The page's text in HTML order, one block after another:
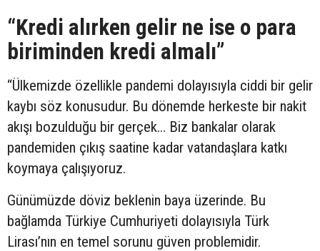
“Kredi alırken gelir ne ise o para
biriminden kredi almalı”
“Ülkemizde özellikle pandemi dolayısıyla ciddi bir gelir
kaybı söz konusudur. Bu dönemde herkeste bir nakit
akışı bozulduğu bir gerçek… Biz bankalar olarak
pandemiden çıkış saatine kadar vatandaşlara katkı
koymaya çalışıyoruz.
Günümüzde döviz beklenin baya üzerinde. Bu
bağlamda Türkiye Cumhuriyeti dolayısıyla Türk
Lirası’nın en temel sorunu güven problemidir.